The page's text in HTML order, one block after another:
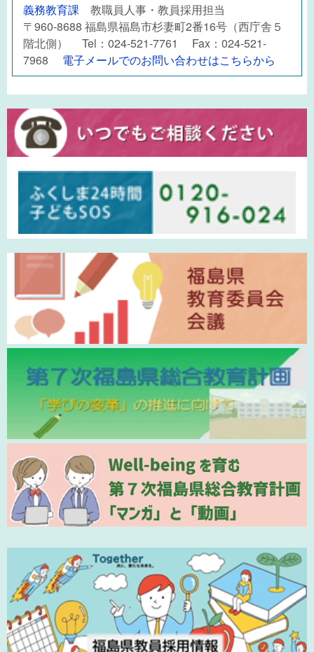
義務教育課 教職員人事・教員採用担当
〒960-8688 福島県福島市杉妻町2番16号（西庁舎５
階北側） Tel：024-521-7761 Fax：024-521-
7968 電子メールでのお問い合わせはこちらから